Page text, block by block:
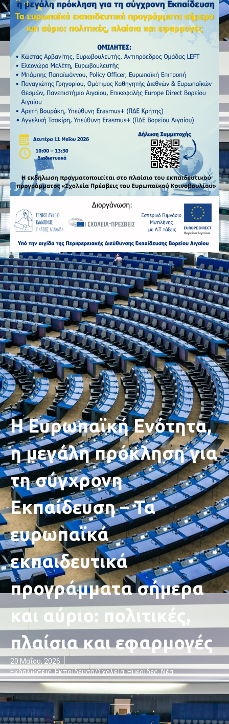
Η Ευρωπαϊκή Ενότητα,
η μεγάλη πρόκληση για
τη σύγχρονη
Εκπαίδευση – Τα
ευρωπαϊκά
εκπαιδευτικά
προγράμματα σήμερα
και αύριο: πολιτικές,
πλαίσια και εφαρμογές
20 Μαΐου, 2026
Εκδηλώσεις,Εκπαίδευση/Σχολεία,Ημερίδες,Νέα